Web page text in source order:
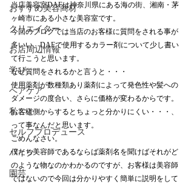
おすすめ美容商材
クリエイター
お店周辺情報
学び
ヘアケア
私ごと
セルフプロデュース
バイク
園芸
当店美容室DAFは神奈川県にある海の街、湘南・茅
ヶ崎市にある小さな美容室です。
今回のブログでは当店のお客様に質問をされる事が
多いい、DAFで使用するカラー剤について少し書い
て行こうと思います。
なぜ質問をされるかと言うと・・・
使用薬剤が数種類あり薬剤によって発色性や髪への
ダメージの度合い、さらに価格が変わるからです。
お客様側からするとちょっと分かりにくい・・・、
って事なんだと思います。
ごめんなさい。
僕たち美容師であるならば薬剤名を聞けばそれがど
のような物なのかわかるのですが、お客様は美容師
ではないので今回は分かりやすく簡単に説明をして